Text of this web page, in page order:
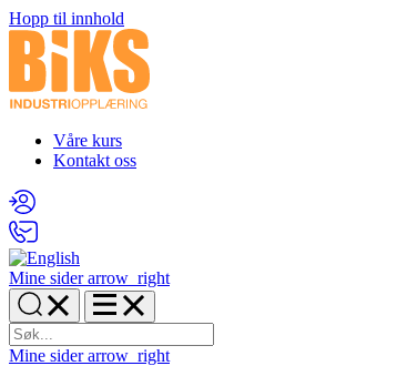
Hopp til innhold
Våre kurs
Kontakt oss
Mine sider arrow_right
Mine sider arrow_right